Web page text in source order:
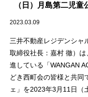
（日）月島第二児童
2023.03.09
三井不動産レジデンシャ
取締役社長：嘉村 徹）
進している「WANGAN
どき西町会の皆様と共同
ェ」を2023年3月11日（